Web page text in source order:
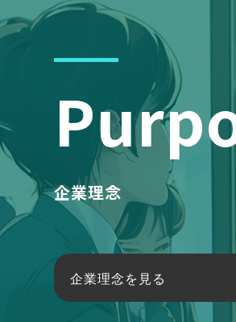
企業理念
企業理念を見る